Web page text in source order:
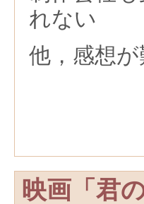
れない
他，感想
映画「君